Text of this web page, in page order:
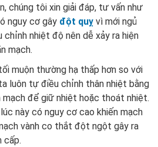
chúng tôi xin giải đáp, tư vấn như
nguy cơ gây đột quỵ vì mới ngủ
nhiệt độ nên dễ xảy ra hiện
mạch.
muộn thường hạ thấp hơn so với
luôn tự điều chỉnh thân nhiệt bằng
mạch để giữ nhiệt hoặc thoát nhiệt.
này có nguy cơ cao khiến mạch
vành co thắt đột ngột gây ra
cấp.